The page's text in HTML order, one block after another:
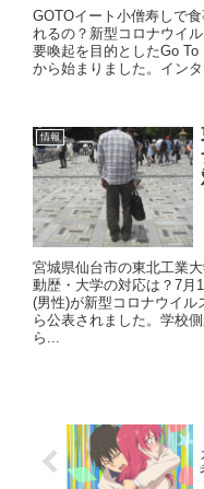
GOTOイート小僧寿しで
れるの？新型コロナウイ
要喚起を目的としたGo
から始まりました。イン
情報
宮城県仙台市の東北工業
動歴・大学の対応は？7月
(男性)が新型コロナウイ
ら公表されました。学校
ら...